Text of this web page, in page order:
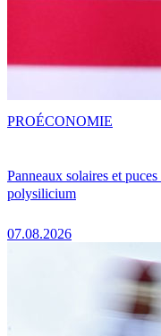
Panneaux solaires et
polysilicium
07.08.2026
PROÉCONOMIE